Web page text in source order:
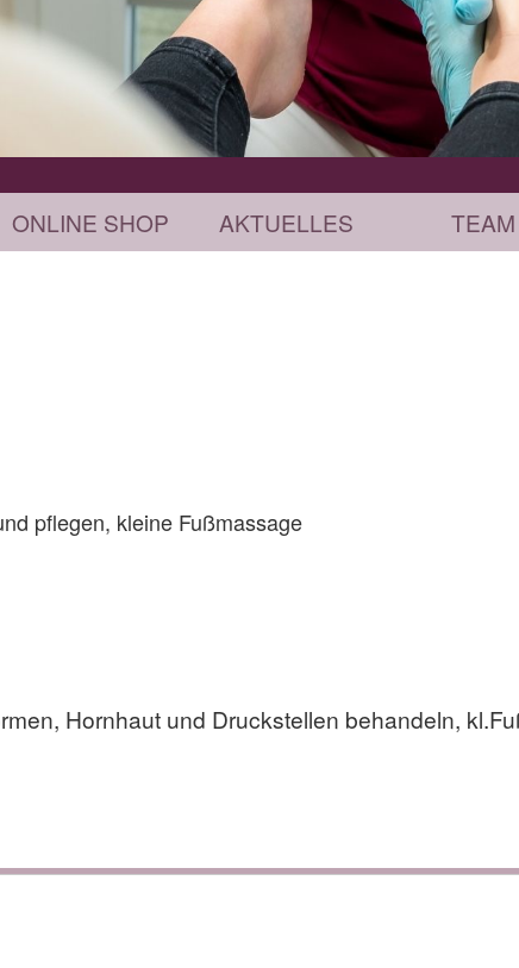
ONLINE SHOP AKTUELLES TEAM
pflegen, kleine Fußmassage
Hornhaut und Druckstellen behandeln,